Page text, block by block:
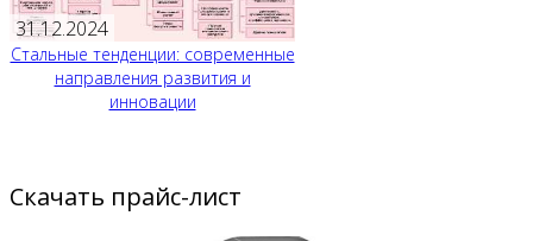
31.12.2024
Стальные тенденции: современные
направления развития и
инновации
Скачать прайс-лист